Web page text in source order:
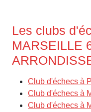
Les clubs
MARSEILLE
Club d'échecs à
Club d'échecs à
Club d'échecs à